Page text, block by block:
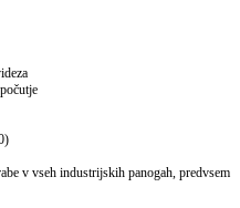
v vseh industrijskih panogah, predvsem